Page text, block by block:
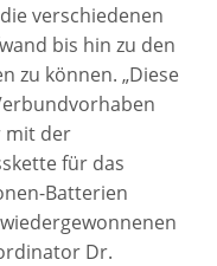
verschiedenen
bis hin zu den
zu können. „Diese
mit der
für das
Batterien
Dr.